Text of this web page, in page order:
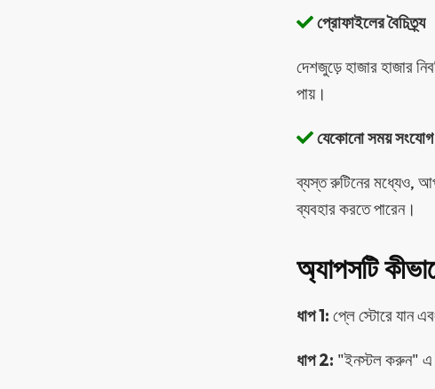
প্রোফাইলের বৈচিত্র্য
দেশজুড়ে হাজার হাজার
পায়।
যেকোনো সময় সংযোগ
ব্যস্ত রুটিনের মধ্যেও,
ব্যবহার করতে পারেন।
অ্যাপসটি
ধাপ 1: প্লে স্টোরে যান
ধাপ 2: "ইনস্টল করুন" এ